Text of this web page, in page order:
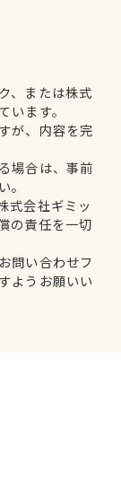
、または株式
ます。
が、内容を完
場合は、事前
式会社ギミッ
の責任を一切
問い合わせフ
ようお願いい